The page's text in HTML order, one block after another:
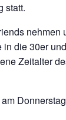
statt.
nehmen
die 30er
Zeitalter